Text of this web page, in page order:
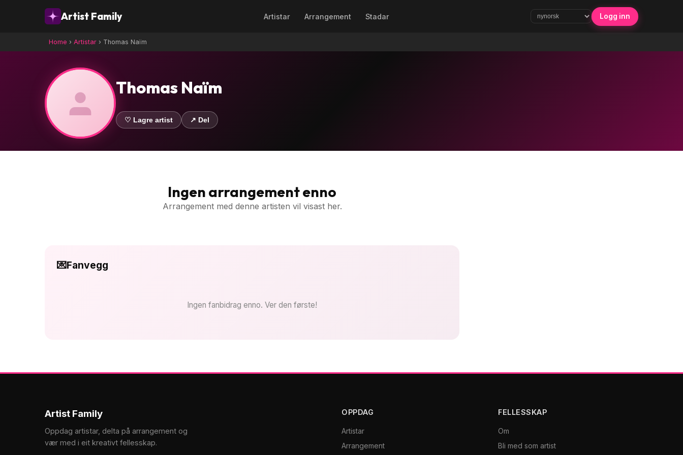
Artist Family Artistar Arrangement Stadar Logg inn
Home › Artistar › Thomas Naïm
Thomas Naïm
♡ Lagre artist ↗ Del
Ingen arrangement enno
Arrangement med denne artisten vil visast her.
💌Fanvegg
Ingen fanbidrag enno. Ver den første!
Artist Family
Oppdag artistar, delta på arrangement og
vær med i eit kreativt fellesskap.
OPPDAG
Artistar
Arrangement
FELLESSKAP
Om
Bli med som artist